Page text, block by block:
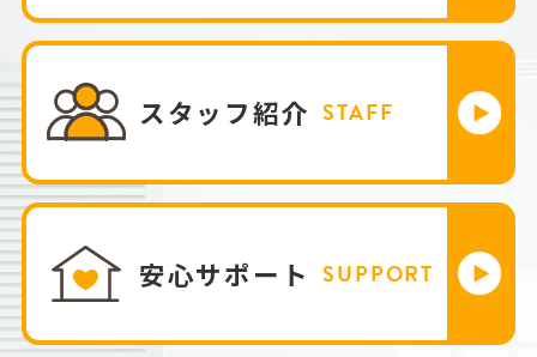
スタッフ紹介 STAFF
安心サポート SUPPORT